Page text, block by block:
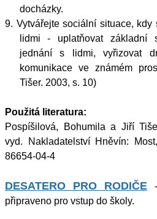
docházky.
9. Vytvářejte sociální situace,
lidmi - uplatňovat základní
jednání s lidmi, vyřizovat
komunikace ve známém
Tišer. 2003, s. 10)
Použitá literatura:
Pospíšilová, Bohumila a Jiří
vyd. Nakladatelství Hněvín:
86654-04-4
DESATERO PRO RODIČE
připraveno pro vstup do školy.